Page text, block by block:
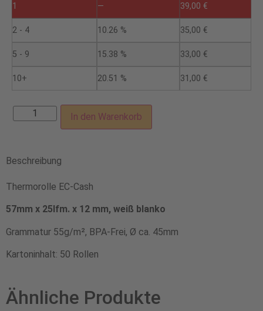
1 — 39,00 €
2 - 4 10.26 % 35,00 €
5 - 9 15.38 % 33,00 €
10+ 20.51 % 31,00 €
In den Warenkorb
Beschreibung
Thermorolle EC-Cash
57mm x 25lfm. x 12 mm, weiß blanko
Grammatur 55g/m², BPA-Frei, Ø ca. 45mm
Kartoninhalt: 50 Rollen
Ähnliche Produkte